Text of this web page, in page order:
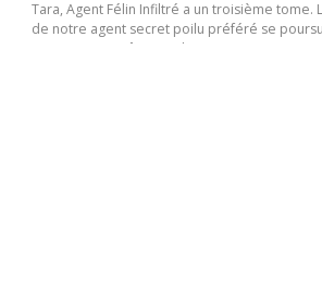
Tara, Agent Félin Infiltré a un troisième tome.
de notre agent secret poilu préféré se
On murmure même qu’il y aurait encore au
tomes en préparation. Dans cette aventure,